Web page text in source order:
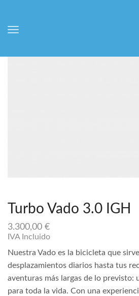
Turbo Vado 3.0 IGH
3.300,00 €
IVA Incluido
Nuestra Vado es la bicicleta que
desplazamientos diarios hasta tus
aventuras más largas de lo previsto:
para toda la vida. Con una